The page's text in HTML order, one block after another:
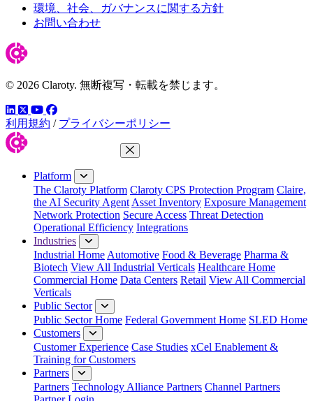
環境、社会、ガバナンスに関する方針
お問い合わせ
© 2026 Claroty. 無断複写・転載を禁じます。
LinkedIn
ツイッター
YouTube
Facebook
利用規約 / プライバシーポリシー
Close Menu
Platform
The Claroty Platform Claroty CPS Protection Program Claire,
the AI Security Agent Asset Inventory Exposure Management
Network Protection Secure Access Threat Detection
Operational Efficiency Integrations
Industries
Industrial Home Automotive Food & Beverage Pharma &
Biotech View All Industrial Verticals Healthcare Home
Commercial Home Data Centers Retail View All Commercial
Verticals
Public Sector
Public Sector Home Federal Government Home SLED Home
Customers
Customer Experience Case Studies xCel Enablement &
Training for Customers
Partners
Partners Technology Alliance Partners Channel Partners